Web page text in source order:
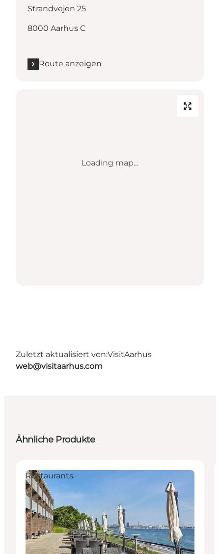
Strandvejen 25
8000 Aarhus C
Route anzeigen
Loading map...
Zuletzt aktualisiert von:VisitAarhus
web@visitaarhus.com
Ähnliche Produkte
Restaurants